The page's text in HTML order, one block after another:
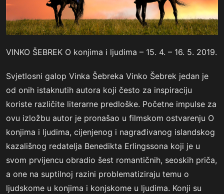
VINKO ŠEBREK O konjima i ljudima – 15. 4. – 16. 5. 2019.
Svjetlosni galop Vinka Šebreka Vinko Šebrek jedan je
od onih istaknutih autora koji često za inspiraciju
koriste različite literarne predloške. Početne impulse za
ovu izložbu autor je pronašao u filmskom ostvarenju O
konjima i ljudima, cijenjenog i nagrađivanog islandskog
kazališnog redatelja Benedikta Erlingssona koji je u
svom prvijencu obradio šest romantičnih, seoskih priča,
a one na suptilnoj razini problematiziraju temu o
ljudskome u konjima i konjskome u ljudima. Konji su